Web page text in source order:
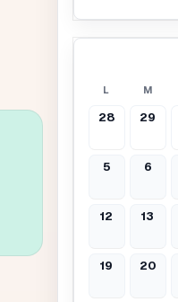
L M
28 29
5 6
12 13
19 20